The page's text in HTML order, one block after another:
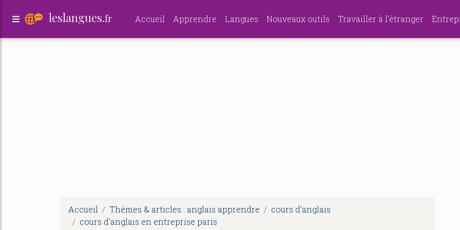
leslangues.fr Accueil Apprendre Langues Nouveaux outils Travailler à l'étranger
Accueil Thèmes & articles : anglais apprendre
cours d'anglais
cours d'anglais en entreprise paris